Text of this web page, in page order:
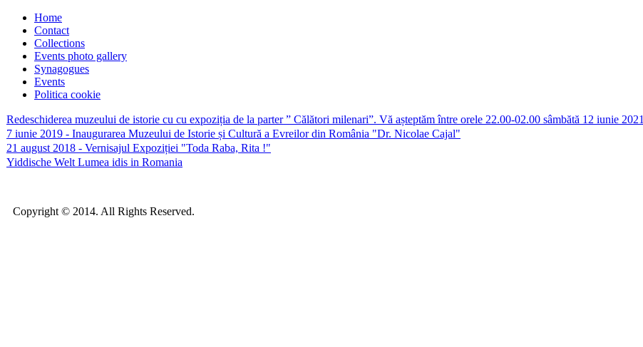
Home
Contact
Collections
Events photo gallery
Synagogues
Events
Politica cookie
Redeschiderea muzeului de istorie cu cu expoziția de la parter ” Călători milenari”. Vă așteptăm între orele 22.00-02.00 sâmbătă 12 iunie 2021
7 iunie 2019 - Inaugurarea Muzeului de Istorie și Cultură a Evreilor din România "Dr. Nicolae Cajal"
21 august 2018 - Vernisajul Expoziției "Toda Raba, Rita !"
Yiddische Welt Lumea idis in Romania
Copyright © 2014. All Rights Reserved.